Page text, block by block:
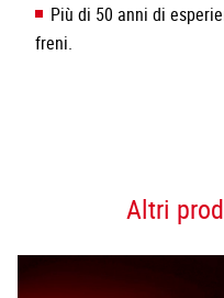
Più di 50 anni di
freni.
Altri